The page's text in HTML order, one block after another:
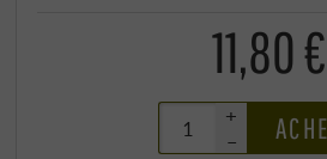
11,80 €
+
–